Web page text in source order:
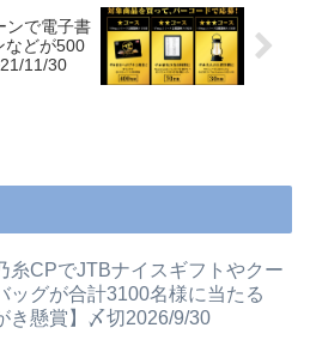
ンで電子書
などが500
11/30
糸CPでJTBナイスギフトやクー
ッグが合計3100名様に当たる
き懸賞】〆切2026/9/30